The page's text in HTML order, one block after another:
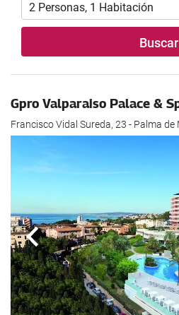
2 Personas, 1 Habitación
Buscar
Gpro Valparaiso Palace &
Francisco Vidal Sureda, 23 - Palma de
Anterior